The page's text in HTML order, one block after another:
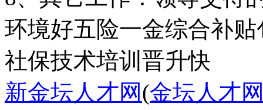
环境好五险一金综合补贴
社保技术培训 晋升快
新金坛人才网(金坛人才